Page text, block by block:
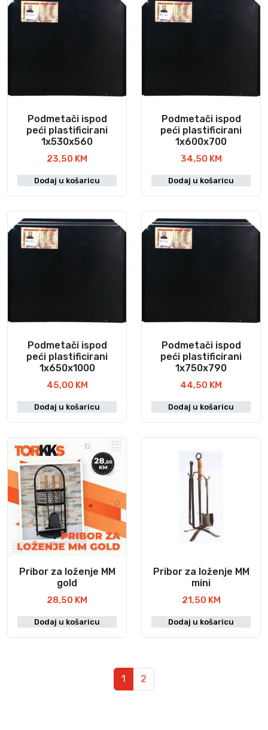
Podmetači ispod
peći plastificirani
1x530x560
23,50 KM
Dodaj u košaricu
Podmetači ispod
peći plastificirani
1x600x700
34,50 KM
Dodaj u košaricu
Podmetači ispod
peći plastificirani
1x650x1000
45,00 KM
Dodaj u košaricu
Podmetači ispod
peći plastificirani
1x750x790
44,50 KM
Dodaj u košaricu
Pribor za loženje MM
gold
28,50 KM
Dodaj u košaricu
Pribor za loženje MM
mini
21,50 KM
Dodaj u košaricu
Trenutna stranica
1 Stranica
2